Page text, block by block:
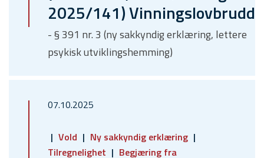
2025/141) Vinningslovbrudd
- § 391 nr. 3 (ny sakkyndig erklæring, lettere
psykisk utviklingshemming)
07.10.2025
Vold
Ny sakkyndig erklæring
Tilregnelighet
Begjæring fra